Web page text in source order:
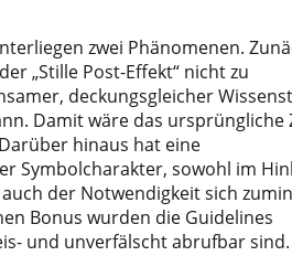
zwei Phänomenen.
„Stille Post-Effekt“ nicht zu
deckungsgleicher
Damit wäre das ursprüngliche
hinaus hat eine
Symbolcharakter, sowohl im
der Notwendigkeit sich
Bonus wurden die Guidelines
und unverfälscht abrufbar sind.